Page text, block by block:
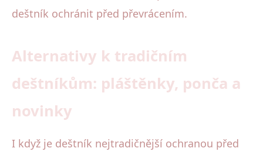
deštník ochránit před převrácením.
Alternativy k tradičním
deštníkům: pláštěnky, ponča a
novinky
I když je deštník nejtradičnější ochranou před